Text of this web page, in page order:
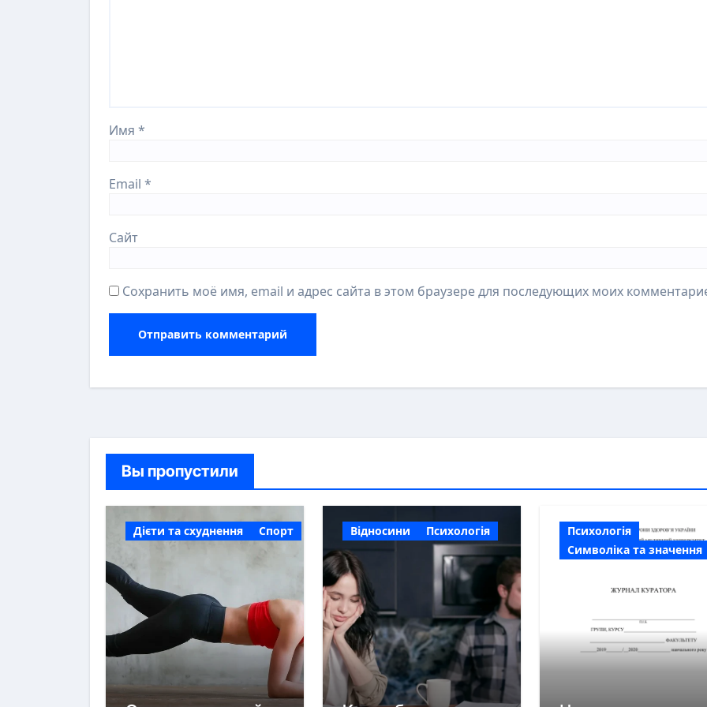
Имя *
Email *
Сайт
Сохранить моё имя, email и адрес сайта в этом браузере для последующих моих
Вы пропустили
Дієти та схуднення Спорт Відносини Психологія
Психологія
Символіка та значення